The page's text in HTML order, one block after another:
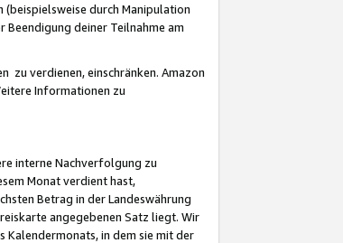
durch Manipulation
deiner Teilnahme am
zu verdienen, einschränken. Amazon
Informationen zu
interne Nachverfolgung zu
Monat verdient hast,
Betrag in der Landeswährung
angegebenen Satz liegt. Wir
Kalendermonats, in dem sie mit der